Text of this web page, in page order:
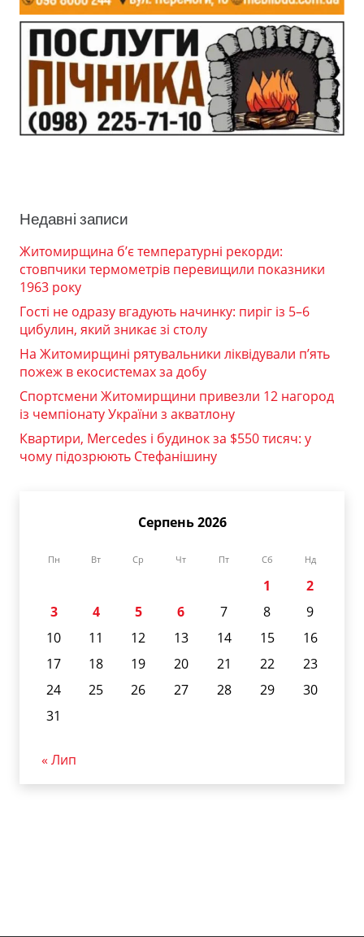
Недавні записи
Житомирщина б’є температурні рекорди:
стовпчики термометрів перевищили показники
1963 року
Гості не одразу вгадують начинку: пиріг із 5–6
цибулин, який зникає зі столу
На Житомирщині рятувальники ліквідували п’ять
пожеж в екосистемах за добу
Спортсмени Житомирщини привезли 12 нагород
із чемпіонату України з акватлону
Квартири, Mercedes і будинок за $550 тисяч: у
чому підозрюють Стефанішину
Серпень 2026
Пн Вт Ср Чт Пт Сб Нд
1
2
3
4 5 6 7 8
9
10
11 12 13 14 15
16
17
18 19 20 21 22
23
24
25 26 27 28 29
30
31
« Лип